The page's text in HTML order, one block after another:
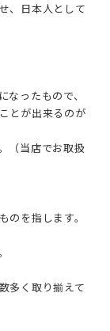
、日本人として
ったもので、
とが出来るのが
（当店でお取扱
を指します。
多く取り揃えて